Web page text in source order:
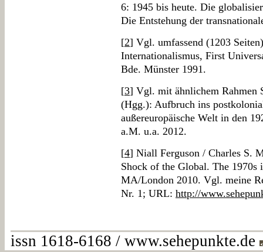
6: 1945 bis heute. Die
Die Entstehung der
[2] Vgl. umfassend (1203
Internationalismus, First
Bde. Münster 1991.
[3] Vgl. mit ähnlichem Rahmen
(Hgg.): Aufbruch ins
außereuropäische Welt in den
a.M. u.a. 2012.
[4] Niall Ferguson / Charles S.
Shock of the Global. The 1970s
MA/London 2010. Vgl. meine
Nr. 1; URL: http://
issn 1618-6168 / www.sehepunkte.de